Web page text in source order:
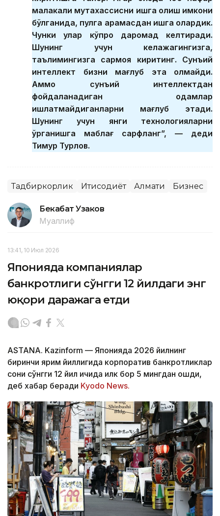
малакали мутахассисни ишга олиш имкони
бўлганида, пулга қарамасдан ишга олардик.
Чунки улар кўпроқ даромад келтиради.
Шунинг учун келажагингизга,
таълимингизга сармоя киритинг. Сунъий
интеллект бизни мағлуб эта олмайди.
Аммо сунъий интеллектдан
фойдаланадиган одамлар
ишлатмайдиганларни мағлуб этади.
Шунинг учун янги технологияларни
ўрганишга маблағ сарфланг”, — деди
Тимур Турлов.
Тадбиркорлик Иқтисодиёт Алмати Бизнес
Бекабат Узаков
Муаллиф
13:41, 10 Июл 2026
Японияда компаниялар
банкротлиги сўнгги 12 йилдаги энг
юқори даражага етди
ASTANA. Kazinform — Японияда 2026 йилнинг
биринчи ярим йиллигида корпоратив банкротликлар
сони сўнгги 12 йил ичида илк бор 5 мингдан ошди,
деб хабар беради Kyodo News.